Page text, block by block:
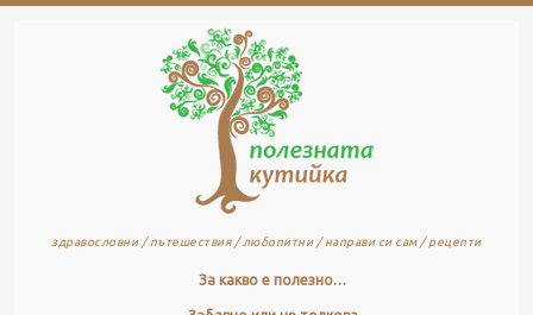
здравословни / пътешествия / любопитни / направи си сам / рецепти
За какво е полезно…